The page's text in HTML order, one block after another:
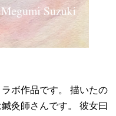
ボ作品です。 描いたの
灸師さんです。 彼女曰